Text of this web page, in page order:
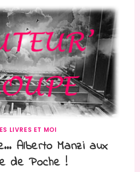
LIVRES ET MOI
Alberto Manzi aux
de Poche !